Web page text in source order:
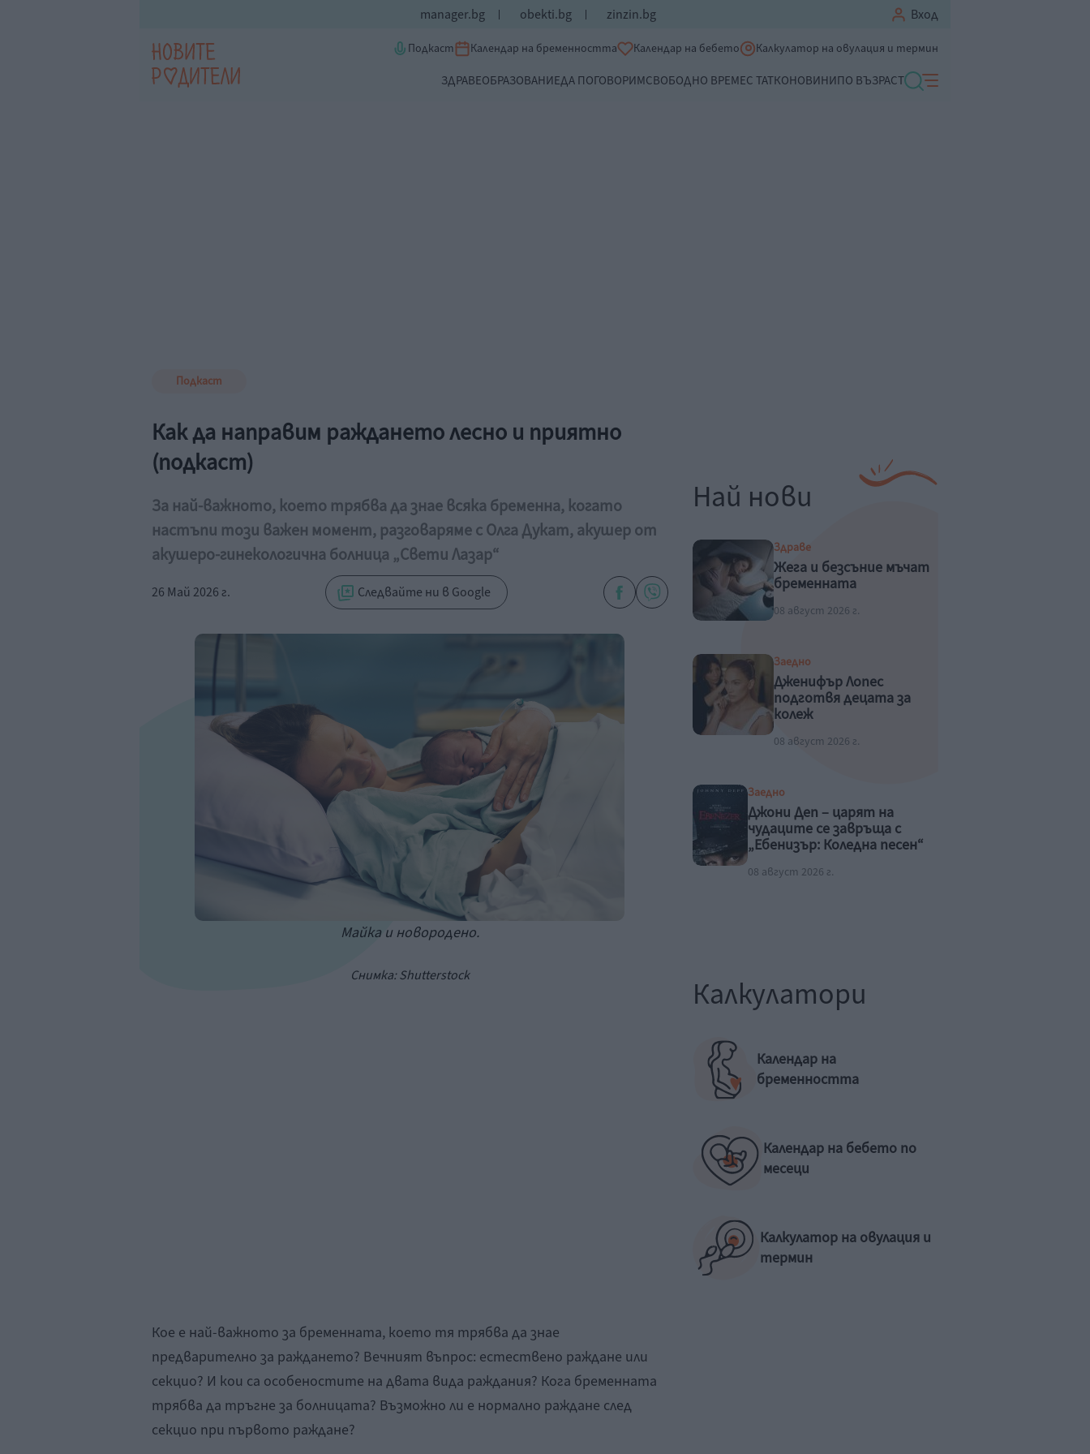
manager.bg obekti.bg zinzin.bg Вход
Подкаст Календар на бременността Календар на бебето Калкулатор на овулация и термин
ЗДРАВЕОБРАЗОВАНИЕДА ПОГОВОРИМСВОБОДНО ВРЕМЕС ТАТКОНОВИНИПО ВЪЗРАСТ
Подкаст
Как да направим раждането лесно и приятно
(подкаст)
За най-важното, което трябва да знае всяка бременна, когато
настъпи този важен момент, разговаряме с Олга Дукат, акушер от
акушеро-гинекологична болница „Свети Лазар“
26 Май 2026 г. Следвайте ни в Google
Майка и новородено.
Снимка: Shutterstock
Кое е най-важното за бременната, което тя трябва да знае
предварително за раждането? Вечният въпрос: естествено раждане или
секцио? И кои са особеностите на двата вида раждания? Кога бременната
трябва да тръгне за болницата? Възможно ли е нормално раждане след
секцио при първото раждане?
Най нови
Здраве
Жега и безсъние мъчат
бременната
08 август 2026 г.
Заедно
Дженифър Лопес
подготвя децата за
колеж
08 август 2026 г.
Заедно
Джони Деп – царят на
чудаците се завръща с
„Ебенизър: Коледна песен“
08 август 2026 г.
Калкулатори
Календар на
бременността
Календар на бебето по
месеци
Калкулатор на овулация и
термин